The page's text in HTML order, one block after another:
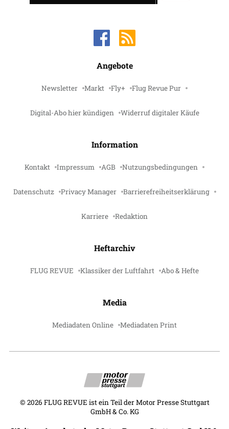
Angebote
Newsletter Markt Fly+ Flug Revue Pur
Digital-Abo hier kündigen Widerruf digitaler Käufe
Information
Kontakt Impressum AGB Nutzungsbedingungen
Datenschutz Privacy Manager Barrierefreiheitserklärung
Karriere Redaktion
Heftarchiv
FLUG REVUE Klassiker der Luftfahrt Abo & Hefte
Media
Mediadaten Online Mediadaten Print
© 2026 FLUG REVUE ist ein Teil der Motor Presse Stuttgart
GmbH & Co. KG